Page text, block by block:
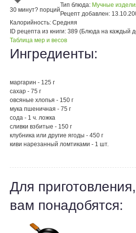
30 минут? порций
Тип блюда: Мучные
Рецепт добавлен:
Калорийность: Средняя
ID рецепта из книги: 389 (Блюда на каждый
Таблица мер и весов
Ингредиенты:
маргарин - 125 г
сахар - 75 г
овсяные хлопья - 150 г
мука пшеничная - 75 г
сода - 1 ч. ложка
сливки взбитые - 150 г
клубника или другие ягоды - 450 г
киви нарезанный ломтиками - 1 шт.
Для
вам понадобятся: